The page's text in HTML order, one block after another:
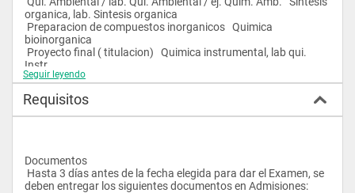
organica, lab. Sintesis organica
bioinorganica
Instr.
Prin. Administracion / emprendedores   Proyecto final (
Humanidades   Ciencias sociales
Quimica computacional / lab. Qui. Computacional   Qui. De
Ciencias sociales   Electiva libre
Electiva libre   Electiva libre
Seguir leyendo
Requisitos
Documentos
deben entregar los siguientes documentos en Admisiones: